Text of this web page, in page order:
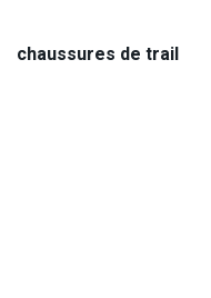
chaussures de trail